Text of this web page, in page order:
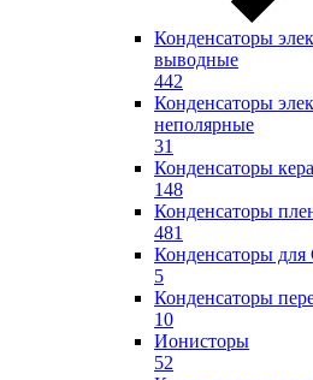
Конденсаторы
выводные
442
Конденсаторы
неполярные
31
Конденсаторы
148
Конденсаторы
481
Конденсаторы
5
Конденсаторы
10
Ионисторы
52